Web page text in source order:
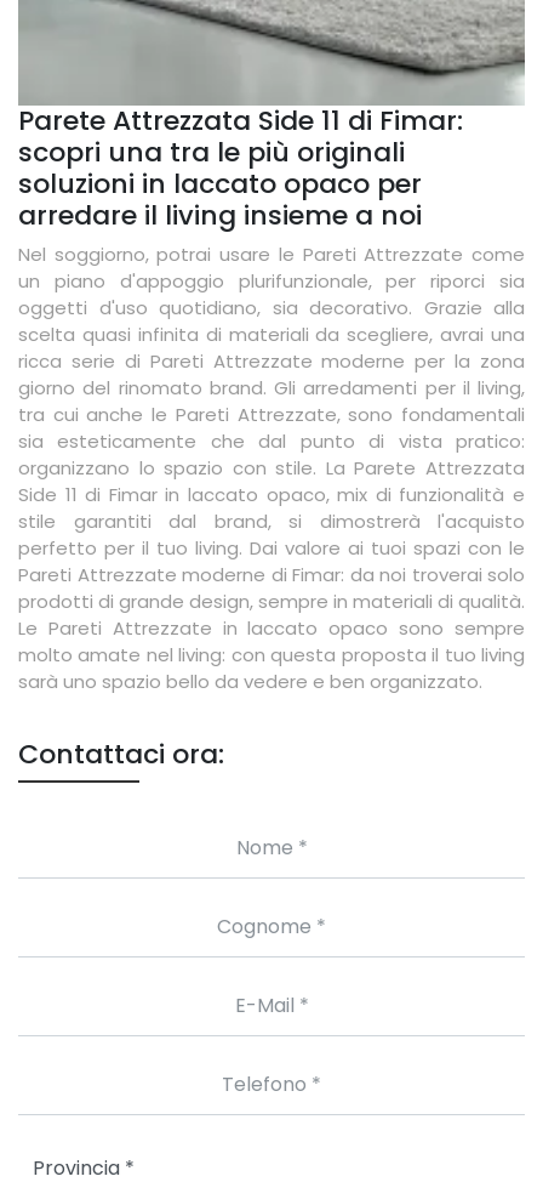
Parete Attrezzata Side 11 di Fimar:
scopri una tra le più originali
soluzioni in laccato opaco per
arredare il living insieme a noi
Nel soggiorno, potrai usare le Pareti Attrezzate come
un piano d'appoggio plurifunzionale, per riporci sia
oggetti d'uso quotidiano, sia decorativo. Grazie alla
scelta quasi infinita di materiali da scegliere, avrai una
ricca serie di Pareti Attrezzate moderne per la zona
giorno del rinomato brand. Gli arredamenti per il living,
tra cui anche le Pareti Attrezzate, sono fondamentali
sia esteticamente che dal punto di vista pratico:
organizzano lo spazio con stile. La Parete Attrezzata
Side 11 di Fimar in laccato opaco, mix di funzionalità e
stile garantiti dal brand, si dimostrerà l'acquisto
perfetto per il tuo living. Dai valore ai tuoi spazi con le
Pareti Attrezzate moderne di Fimar: da noi troverai solo
prodotti di grande design, sempre in materiali di qualità.
Le Pareti Attrezzate in laccato opaco sono sempre
molto amate nel living: con questa proposta il tuo living
sarà uno spazio bello da vedere e ben organizzato.
Contattaci ora: